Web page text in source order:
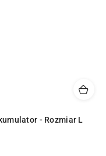
- Rozmiar L